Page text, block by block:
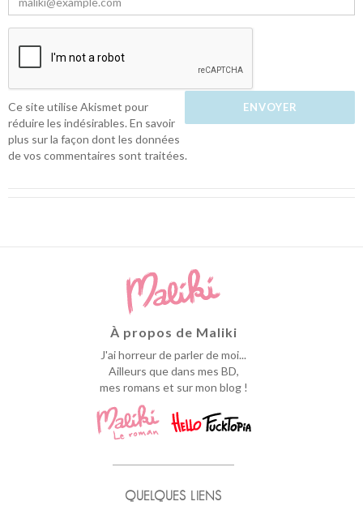
Ce site utilise Akismet pour
réduire les indésirables.En savoir
plus sur la façon dont les données
de vos commentaires sont traitées.
À propos de Maliki
J'ai horreur de parler de moi...
Ailleurs que dans mes BD,
mes romans et sur mon blog !
QUELQUES LIENS